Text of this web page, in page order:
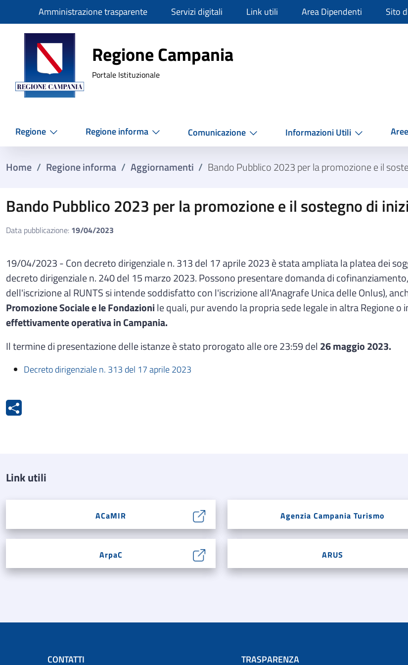
SlimAmministrazione trasparente Servizi digitali Link utili Area Dipendenti Sito
Regione Campania
Regione Campania
Portale Istituzionale
Regione Regione informa Comunicazione Informazioni Utili
Home / Regione informa / Aggiornamenti / Bando Pubblico 2023 per la promozione e il
Bando Pubblico 2023 per la promozione e il sostegno di
Data pubblicazione: 19/04/2023
19/04/2023 - Con decreto dirigenziale n. 313 del 17 aprile 2023 è stata ampliata la platea dei
decreto dirigenziale n. 240 del 15 marzo 2023. Possono presentare domanda di
dell'iscrizione al RUNTS si intende soddisfatto con l'iscrizione all'Anagrafe Unica delle Onlus),
Promozione Sociale e le Fondazioni le quali, pur avendo la propria sede legale in altra Regione
effettivamente operativa in Campania.
Il termine di presentazione delle istanze è stato prorogato alle ore 23:59 del 26 maggio 2023.
Decreto dirigenziale n. 313 del 17 aprile 2023
Link utili
ACaMIR Agenzia Campania Turismo
ArpaC ARUS
CONTATTI TRASPARENZA